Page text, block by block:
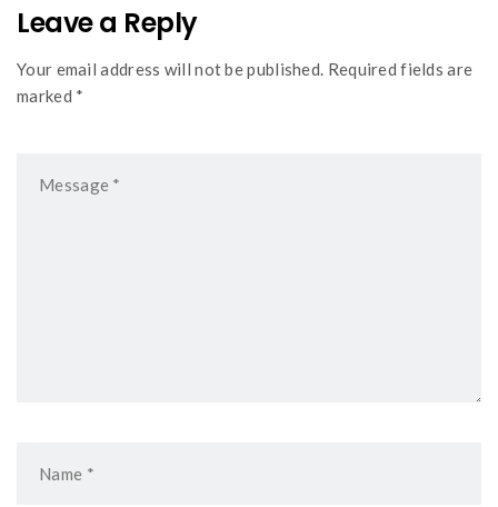
Leave a Reply
Your email address will not be published. Required fields are
marked *